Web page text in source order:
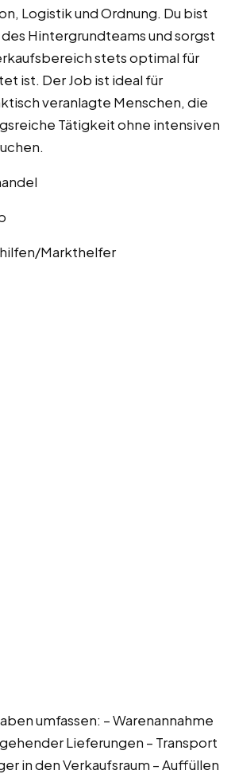
Logistik und Ordnung. Du bist
Hintergrundteams und sorgst
stets optimal für
ist. Der Job ist ideal für
veranlagte Menschen, die
Tätigkeit ohne intensiven
Markthelfer
umfassen: – Warenannahme
Lieferungen – Transport
in den Verkaufsraum – Auffüllen